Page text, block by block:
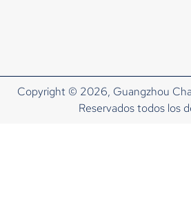
Copyright © 2026, Guangzhou
Reservados todos los